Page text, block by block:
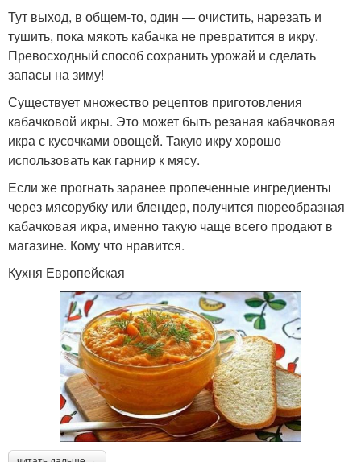
Тут выход, в общем-то, один — очистить, нарезать и
тушить, пока мякоть кабачка не превратится в икру.
Превосходный способ сохранить урожай и сделать
запасы на зиму!
Существует множество рецептов приготовления
кабачковой икры. Это может быть резаная кабачковая
икра с кусочками овощей. Такую икру хорошо
использовать как гарнир к мясу.
Если же прогнать заранее пропеченные ингредиенты
через мясорубку или блендер, получится пюреобразная
кабачковая икра, именно такую чаще всего продают в
магазине. Кому что нравится.
Кухня Европейская